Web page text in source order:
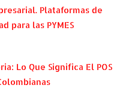
Plataformas de
para las PYMES
Lo Que Significa El POS